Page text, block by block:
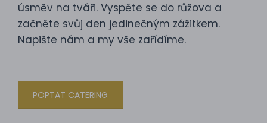
úsměv na tváři. Vyspěte se do růžova a
začněte svůj den jedinečným zážitkem.
Napište nám a my vše zařídíme.
POPTAT CATERING